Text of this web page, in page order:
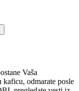
Vaša
odmarate posle